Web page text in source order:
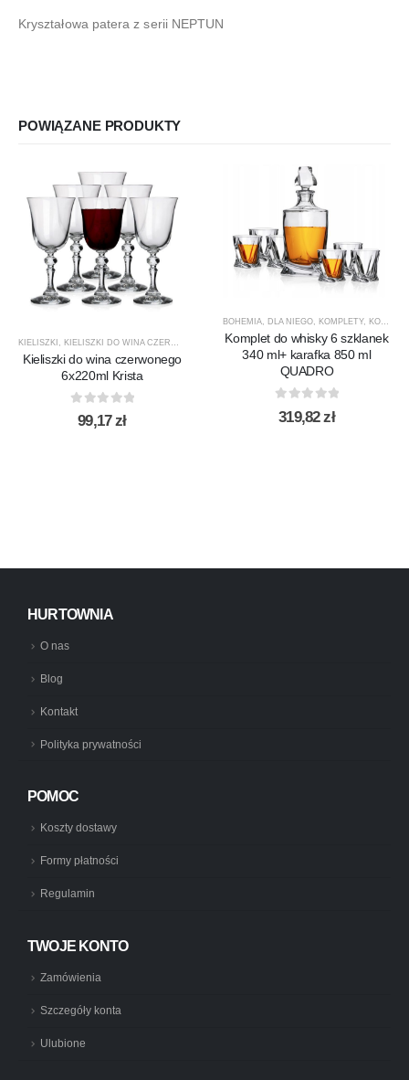
Kryształowa patera z serii NEPTUN
POWIĄZANE PRODUKTY
KIELISZKI KIELISZKI DO WINA CZERWONEGO KRISTA, KROSNO GLASS,PRODUCENCI,
Kieliszki do wina czerwonego
6x220ml Krista
out of 5
99,17zł
BOHEMIA, DLA NIEGO, KOMPLETY, KOMPLETY DO WHISKY
Komplet do whisky 6 szklanek
340 ml+ karafka 850 ml
QUADRO
0out of 5
319,82zł
HURTOWNIA
O nas
Blog
Kontakt
Polityka prywatności
POMOC
Koszty dostawy
Formy płatności
Regulamin
TWOJE KONTO
Zamówienia
Szczegóły konta
Ulubione